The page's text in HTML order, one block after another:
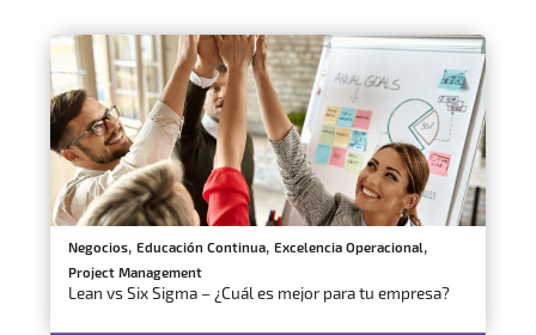
Negocios, Educación Continua, Excelencia Operacional,
Project Management
Lean vs Six Sigma – ¿Cuál es mejor para tu empresa?